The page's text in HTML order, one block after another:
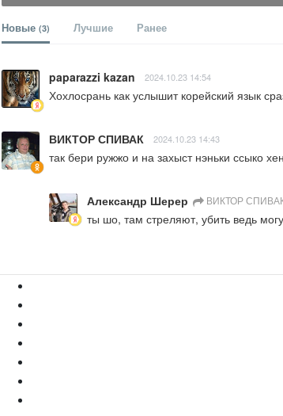
Новые (3) Лучшие Ранее
paparazzi kazan 2024.10.23 14:54
Хохлосрань как услышит корейский язык
ВИКТОР СПИВАК 2024.10.23 14:43
так бери ружжо и на захыст нэньки ссыко
Александр Шерер ВИКТОР
ты шо, там стреляют, убить ведь